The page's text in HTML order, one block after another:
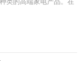
类的高端家电产品。在